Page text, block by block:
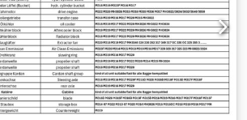
Deaколела, климатик, система за бърза
автомобил, дизелов двигател,